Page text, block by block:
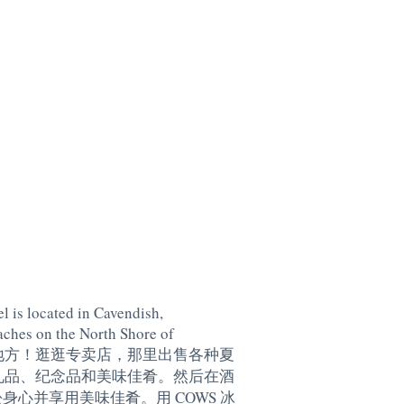
is located in Cavendish,
on the North Shore of
！逛逛专卖店，那里出售各种夏
、纪念品和美味佳肴。然后在酒
心并享用美味佳肴。用 COWS 冰